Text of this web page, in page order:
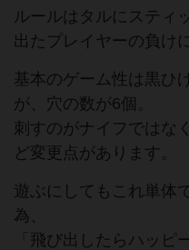
ルールはタルにスティ
出たプレイヤーの負け
基本のゲーム性は黒ひ
が、穴の数が6個。
刺すのがナイフではな
ど変更点があります。
遊ぶにしてもこれ単体
為、
「飛び出したらハッピ